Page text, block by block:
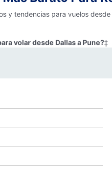
y tendencias para vuelos
volar desde Dallas a Pune?‡